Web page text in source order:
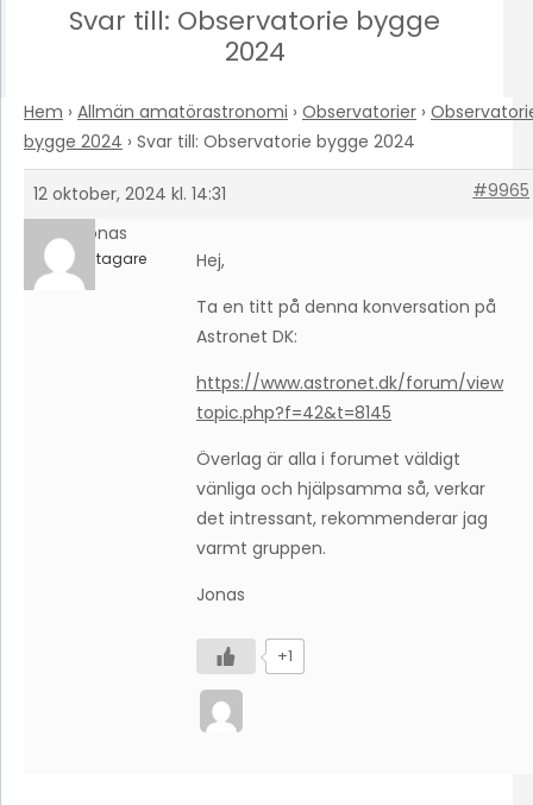
Svar till: Observatorie bygge
2024
Hem › Allmän amatörastronomi › Observatorier ›
bygge 2024 › Svar till: Observatorie bygge 2024
12 oktober, 2024 kl. 14:31
#9965
Jonas
Deltagare
Hej,
Ta en titt på denna konversation på
Astronet DK:
https://www.astronet.dk/forum/view
topic.php?f=42&t=8145
Överlag är alla i forumet väldigt
vänliga och hjälpsamma så, verkar
det intressant, rekommenderar jag
varmt gruppen.
Jonas
+1